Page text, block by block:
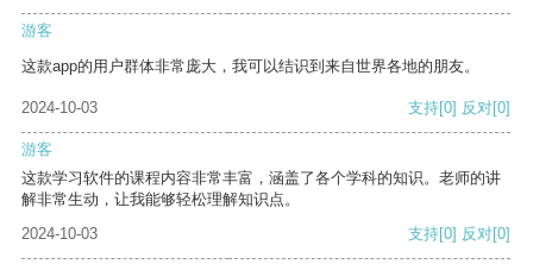
游客
这款app的用户群体非常庞大，我可以结识到来自世界各地的朋友。
2024-10-03 支持[0] 反对[0]
游客
这款学习软件的课程内容非常丰富，涵盖了各个学科的知识。老师的讲
解非常生动，让我能够轻松理解知识点。
2024-10-03
支持[0] 反对[0]